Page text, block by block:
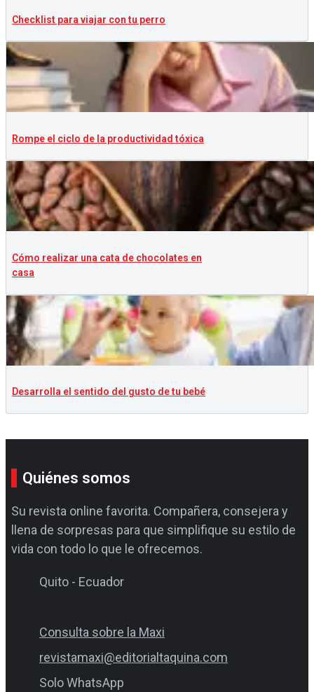
Checklist para viajar con tu perro
Rompe el ciclo de la productividad tóxica
Cómo realizar una cata de chocolates en
casa
Desarrolla el sentido del gusto de tu bebé
Quiénes somos
Su revista online favorita. Compañera, consejera y
llena de sorpresas para que simplifique su estilo de
vida con todo lo que le ofrecemos.
Quito - Ecuador
Consulta sobre la Maxi
revistamaxi@editorialtaquina.com
Solo WhatsApp